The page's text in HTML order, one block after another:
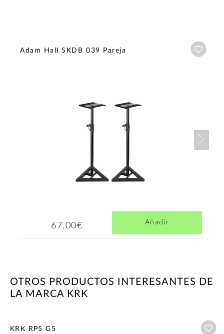
Adam Hall SKDB 039 Pareja
67,00€ Añadir
OTROS PRODUCTOS INTERESANTES DE
LA MARCA KRK
KRK RP5 G5